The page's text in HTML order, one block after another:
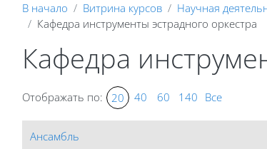
В начало Витрина курсов Научная
Кафедра инструменты эстрадного оркестра
Кафедра
Отображать по: 20 40 60 140 Все
Ансамбль